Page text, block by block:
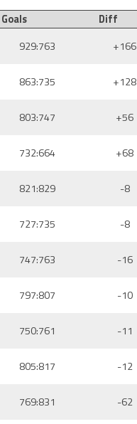
Goals Diff
929:763 +166
863:735 +128
803:747 +56
732:664 +68
821:829 -8
727:735 -8
747:763 -16
797:807 -10
750:761 -11
805:817 -12
769:831 -62